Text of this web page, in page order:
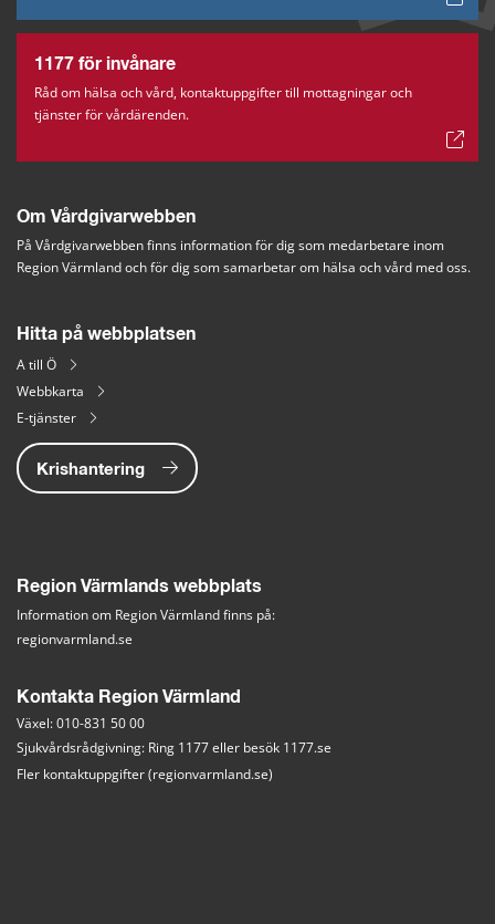
1177 för invånare
Råd om hälsa och vård, kontaktuppgifter till mottagningar och
tjänster för vårdärenden.
Om Vårdgivarwebben
På Vårdgivarwebben finns information för dig som medarbetare inom
Region Värmland och för dig som samarbetar om hälsa och vård med oss.
Hitta på webbplatsen
A till Ö
Webbkarta
E-tjänster
Krishantering
Region Värmlands webbplats
Information om Region Värmland finns på:
regionvarmland.se
Kontakta Region Värmland
Växel: 010-831 50 00
Sjukvårdsrådgivning: Ring 1177 eller besök 1177.se
Fler kontaktuppgifter (regionvarmland.se)